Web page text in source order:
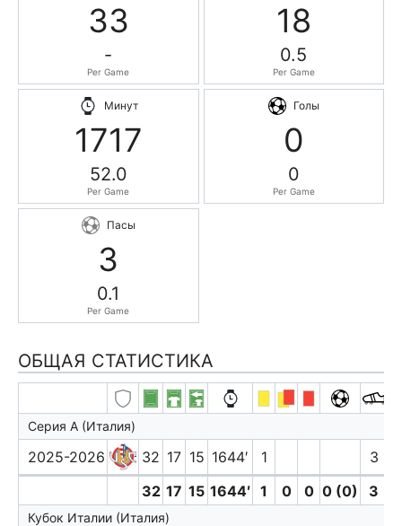
33
-
Per Game
18
0.5
Per Game
Минут
1717
52.0
Per Game
Голы
0
0
Per Game
Пасы
3
0.1
Per Game
ОБЩАЯ СТАТИСТИКА
Серия А (Италия)
2025-2026 32 17 15 1644′ 1
3
32 17 15 1644′ 1 0 0 0 (0) 3
Кубок Италии (Италия)